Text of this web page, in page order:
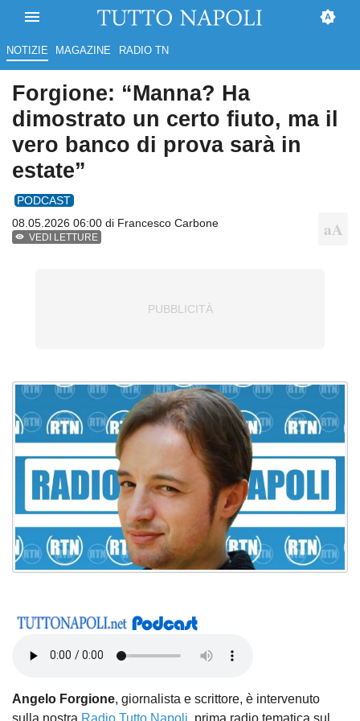
NOTIZIE MAGAZINE RADIO TN
Forgione: “Manna? Ha
dimostrato un certo fiuto, ma il
vero banco di prova sarà in
estate”
PODCAST
08.05.2026 06:00 di Francesco Carbone
VEDI LETTURE
Angelo Forgione, giornalista e scrittore, è intervenuto
sulla nostra Radio Tutto Napoli , prima radio tematica sul